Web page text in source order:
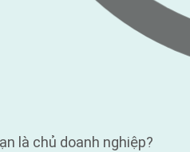
là chủ doanh nghiệp?